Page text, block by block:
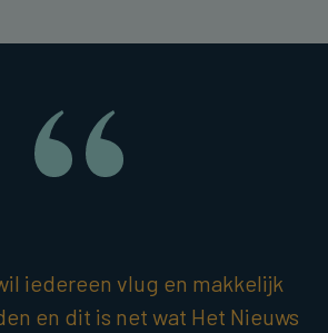
iedereen vlug en makkelijk
en dit is net wat Het Nieuws